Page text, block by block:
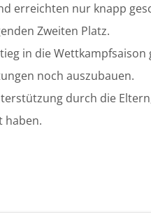
erreichten nur knapp
Zweiten Platz.
in die Wettkampfsaison
noch auszubauen.
durch die
haben.